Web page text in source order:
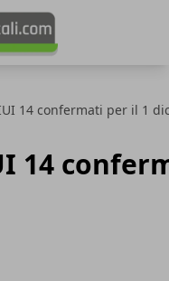
14 confermati per il 1
14